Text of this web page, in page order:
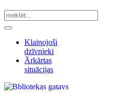
Klaiņojoši
dzīvnieki
Ārkārtas
situācijas